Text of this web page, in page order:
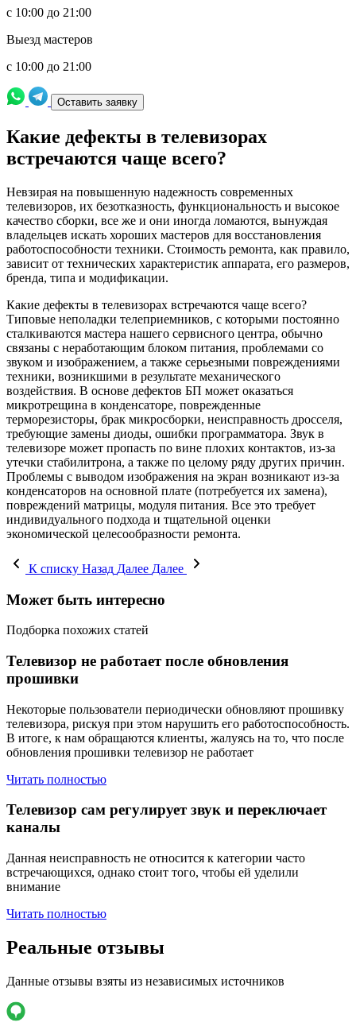
с 10:00 до 21:00
Выезд мастеров
с 10:00 до 21:00
Оставить заявку
Какие дефекты в телевизорах
встречаются чаще всего?
Невзирая на повышенную надежность современных
телевизоров, их безотказность, функциональность и высокое
качество сборки, все же и они иногда ломаются, вынуждая
владельцев искать хороших мастеров для восстановления
работоспособности техники. Стоимость ремонта, как правило,
зависит от технических характеристик аппарата, его размеров,
бренда, типа и модификации.
Какие дефекты в телевизорах встречаются чаще всего?
Типовые неполадки телеприемников, с которыми постоянно
сталкиваются мастера нашего сервисного центра, обычно
связаны с неработающим блоком питания, проблемами со
звуком и изображением, а также серьезными повреждениями
техники, возникшими в результате механического
воздействия. В основе дефектов БП может оказаться
микротрещина в конденсаторе, поврежденные
терморезисторы, брак микросборки, неисправность дросселя,
требующие замены диоды, ошибки программатора. Звук в
телевизоре может пропасть по вине плохих контактов, из-за
утечки стабилитрона, а также по целому ряду других причин.
Проблемы с выводом изображения на экран возникают из-за
конденсаторов на основной плате (потребуется их замена),
повреждений матрицы, модуля питания. Все это требует
индивидуального подхода и тщательной оценки
экономической целесообразности ремонта.
К списку Назад Далее Далее
Может быть интересно
Подборка похожих статей
Телевизор не работает после обновления
прошивки
Некоторые пользователи периодически обновляют прошивку
телевизора, рискуя при этом нарушить его работоспособность.
В итоге, к нам обращаются клиенты, жалуясь на то, что после
обновления прошивки телевизор не работает
Читать полностью
Телевизор сам регулирует звук и переключает
каналы
Данная неисправность не относится к категории часто
встречающихся, однако стоит того, чтобы ей уделили
внимание
Читать полностью
Реальные отзывы
Данные отзывы взяты из независимых источников